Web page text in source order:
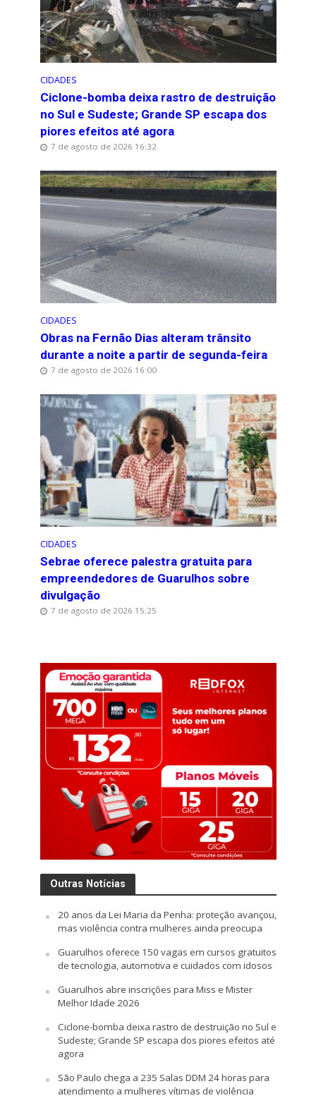
CIDADES
Ciclone-bomba deixa rastro de destruição
no Sul e Sudeste; Grande SP escapa dos
piores efeitos até agora
7 de agosto de 2026 16:32
CIDADES
Obras na Fernão Dias alteram trânsito
durante a noite a partir de segunda-feira
7 de agosto de 2026 16:00
CIDADES
Sebrae oferece palestra gratuita para
empreendedores de Guarulhos sobre
divulgação
7 de agosto de 2026 15:25
Outras Notícias
20 anos da Lei Maria da Penha: proteção avançou,
mas violência contra mulheres ainda preocupa
Guarulhos oferece 150 vagas em cursos gratuitos
de tecnologia, automotiva e cuidados com idosos
Guarulhos abre inscrições para Miss e Mister
Melhor Idade 2026
Ciclone-bomba deixa rastro de destruição no Sul e
Sudeste; Grande SP escapa dos piores efeitos até
agora
São Paulo chega a 235 Salas DDM 24 horas para
atendimento a mulheres vítimas de violência